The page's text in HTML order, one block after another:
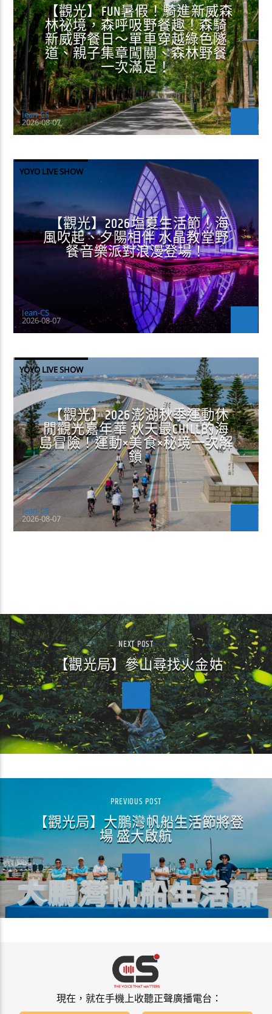
【觀光】FUN暑假！騎進新威森
林祕境，森呼吸野餐趣！森騎
新威野餐日～單車穿越綠色隧
道、親子集章闖關、森林野餐
一次滿足！
Jean-CS
2026-08-07
YOYO LIVE SHOW
【觀光】2026塩夏生活節！海
風吹起、夕陽相伴 水晶教堂野
餐音樂派對浪漫登場！
Jean-CS
2026-08-07
YOYO LIVE SHOW
【觀光】2026澎湖秋季運動休
閒觀光嘉年華 秋天最CHILL的海
島冒險！運動×美食×秘境一次解
鎖
Jean-CS
2026-08-07
NEXT POST
【觀光局】參山尋找火金姑
PREVIOUS POST
【觀光局】大鵬灣帆船生活節將登
場 盛大啟航
現在，就在手機上收聽正聲廣播電台：